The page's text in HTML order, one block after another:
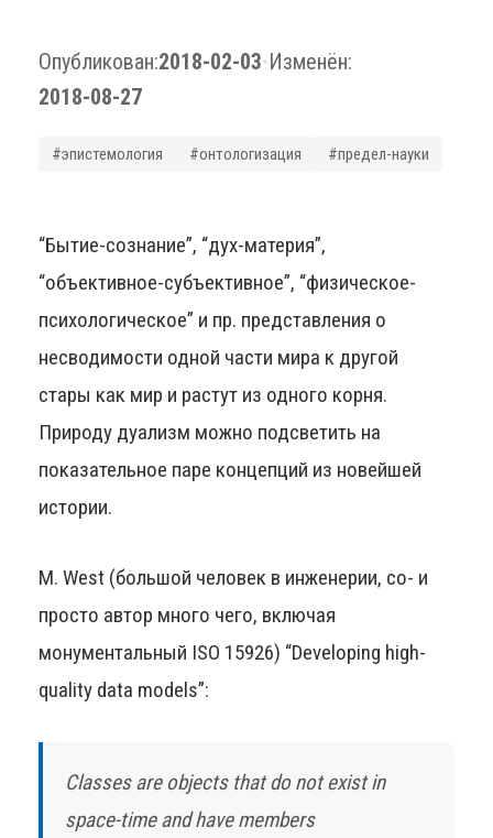
Опубликован:2018-02-03•Изменён:
2018-08-27
#эпистемология #онтологизация #предел-науки
“Бытие-сознание”, “дух-материя”,
“объективное-субъективное”, “физическое-
психологическое” и пр. представления о
несводимости одной части мира к другой
стары как мир и растут из одного корня.
Природу дуализм можно подсветить на
показательное паре концепций из новейшей
истории.
M. West (большой человек в инженерии, со- и
просто автор много чего, включая
монументальный ISO 15926) “Developing high-
quality data models”:
Classes are objects that do not exist in
space-time and have members